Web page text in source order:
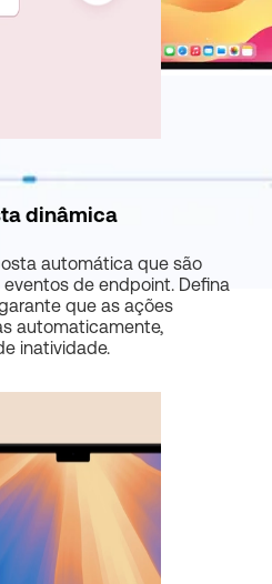
dinâmica
automática que são
de endpoint. Defina
que as ações
automaticamente,
inatividade.